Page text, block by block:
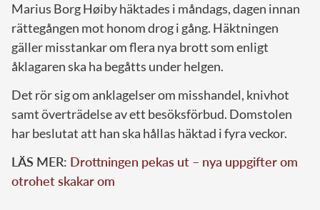
Marius Borg Høiby häktades i måndags, dagen innan
rättegången mot honom drog i gång. Häktningen
gäller misstankar om flera nya brott som enligt
åklagaren ska ha begåtts under helgen.
Det rör sig om anklagelser om misshandel, knivhot
samt överträdelse av ett besöksförbud. Domstolen
har beslutat att han ska hållas häktad i fyra veckor.
LÄS MER: Drottningen pekas ut – nya uppgifter om
otrohet skakar om